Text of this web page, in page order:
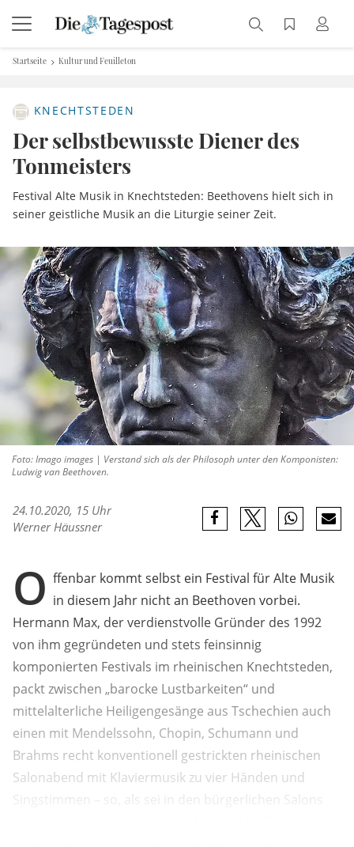
Startseite Kultur und Feuilleton
KNECHTSTEDEN
Der selbstbewusste Diener des
Tonmeisters
Festival Alte Musik in Knechtsteden: Beethovens hielt sich in
seiner geistliche Musik an die Liturgie seiner Zeit.
Foto: Imago images | Verstand sich als der Philosoph unter den Komponisten:
Ludwig van Beethoven.
24.10.2020, 15 Uhr
Werner Häussner
O ffenbar kommt selbst ein Festival für Alte Musik
in diesem Jahr nicht an Beethoven vorbei.
Hermann Max, der verdienstvolle Gründer des 1992
von ihm gegründeten und stets feinsinnig
komponierten Festivals im rheinischen Knechtsteden,
packt zwischen „barocke Lustbarkeiten“ und
mittelalterliche Heiligengesänge aus Tschechien auch
einen mit Mendelssohn, Chopin, Schumann und
Brahms recht konventionell gestrickten rheinischen
Salonabend mit Klaviermusik zu vier Händen und